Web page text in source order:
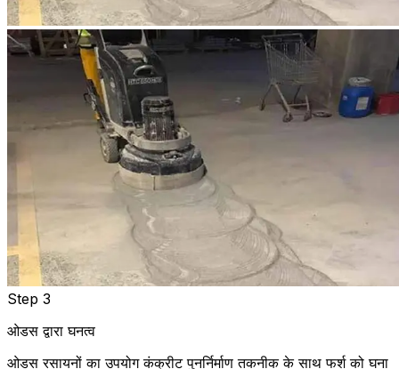
Step 3
ओडस द्वारा घनत्व
ओडस रसायनों का उपयोग कंक्रीट पुनर्निर्माण तकनीक के साथ फर्श को घना